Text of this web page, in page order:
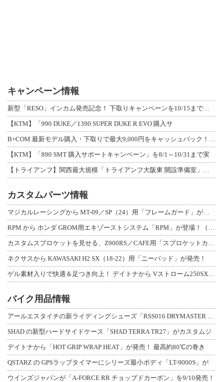
キャンペーン情報
【KTM】「990 DUKE／1390 SUPER DUKE R EVO 購入サ
【KTM】「890 SMT 購入サポートキャンペーン」を8/1～10/31まで実
カスタムパーツ情報
ネクサスから KAWASAKI H2 SX（18-22）用「ニーパッド」が発売！
バイク用品情報
SHAD の新型ハードサイドケース「SHAD TERRA TR27」がカスタムジ
デイトナから「HOT GRIP WRAP HEAT」が発売！ 最高約80℃の巻き
QSTARZ の GPSラップタイマーにシリーズ最小ボディ「LT-9000S」が
ウインズジャパンが「A-FORCE RR チョップドカーボン」を9/10発売！